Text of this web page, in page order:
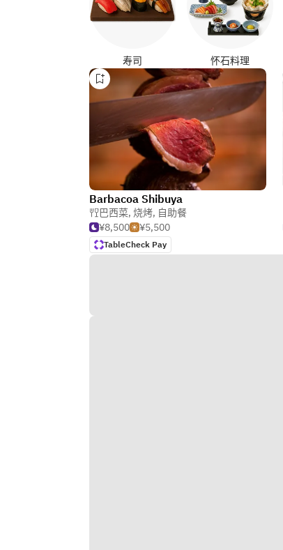
寿司 怀石料理
Barbacoa Shibuya
巴西菜, 烧烤, 自助餐
¥8,500
¥5,500
TableCheck Pay